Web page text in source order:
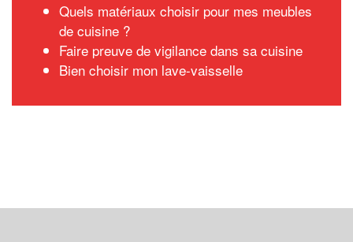
Quels matériaux choisir pour mes meubles
de cuisine ?
Faire preuve de vigilance dans sa cuisine
Bien choisir mon lave-vaisselle